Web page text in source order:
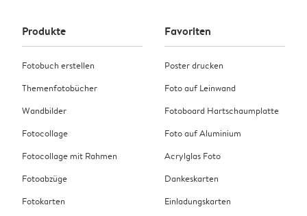
Produkte
Fotobuch erstellen
Themenfotobücher
Wandbilder
Fotocollage
Fotocollage mit Rahmen
Fotoabzüge
Fotokarten
Favoriten
Poster drucken
Foto auf Leinwand
Fotoboard Hartschaumplatte
Foto auf Aluminium
Acrylglas Foto
Dankeskarten
Einladungskarten